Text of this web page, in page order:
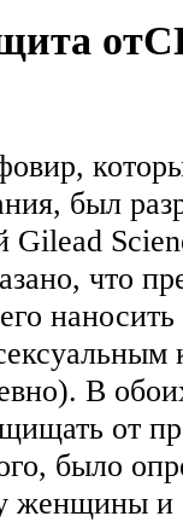
был
Gilead
что
В
от
было
женщины и